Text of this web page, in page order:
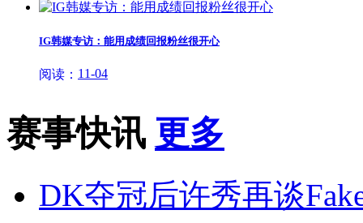
IG韩媒专访：能用成绩回报粉丝很开心
阅读： 11-04
赛事快讯 更多
DK夺冠后许秀再谈